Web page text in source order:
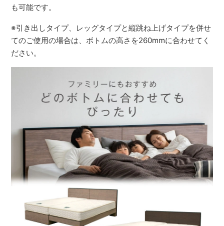
も可能です。
※引き出しタイプ、レッグタイプと縦跳ね上げタイプを併せ
てのご使用の場合は、ボトムの高さを260mmに合わせてく
ださい。